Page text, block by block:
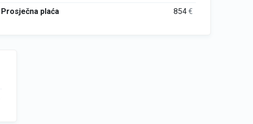
Prosječna plaća
854€